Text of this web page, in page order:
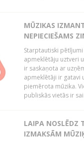
MŪZIKAS
NEPIECIEŠAMS
Starptautiski
apmeklētāju uztveri
ir saskaņota ar
apmeklētāji ir gatavi
piemērota mūzika.
publiskās vietās ir
LAIPA NOSLĒDZ
IZMAKSĀM